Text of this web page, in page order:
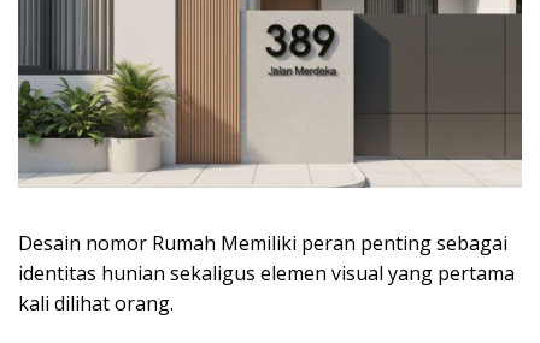
Desain nomor Rumah Memiliki peran penting sebagai
identitas hunian sekaligus elemen visual yang pertama
kali dilihat orang.